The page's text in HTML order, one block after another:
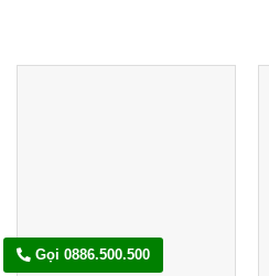
Gọi 0886.500.500